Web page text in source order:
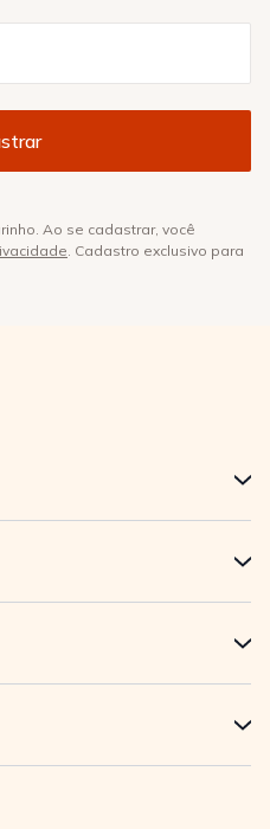
Ao se cadastrar, você
. Cadastro exclusivo para
+
+
+
+